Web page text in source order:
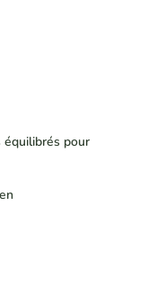
équilibrés pour